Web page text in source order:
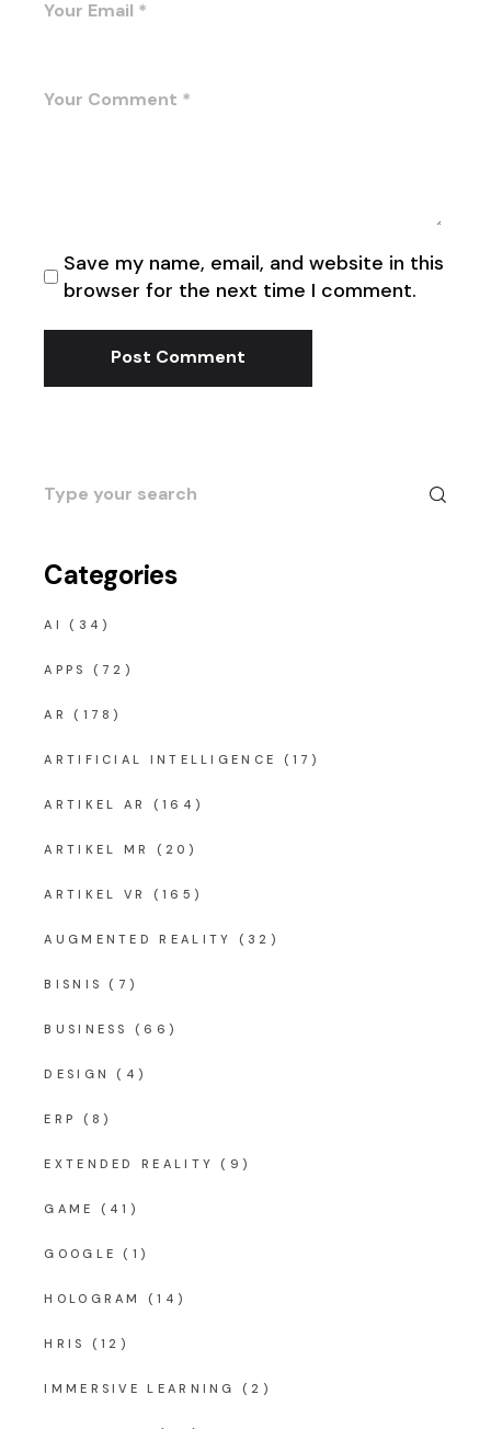
Save my name, email, and website in this
browser for the next time I comment.
Post Comment
Search
for:
Categories
AI (34)
APPS (72)
AR (178)
ARTIFICIAL INTELLIGENCE (17)
ARTIKEL AR (164)
ARTIKEL MR (20)
ARTIKEL VR (165)
AUGMENTED REALITY (32)
BISNIS (7)
BUSINESS (66)
DESIGN (4)
ERP (8)
EXTENDED REALITY (9)
GAME (41)
GOOGLE (1)
HOLOGRAM (14)
HRIS (12)
IMMERSIVE LEARNING (2)